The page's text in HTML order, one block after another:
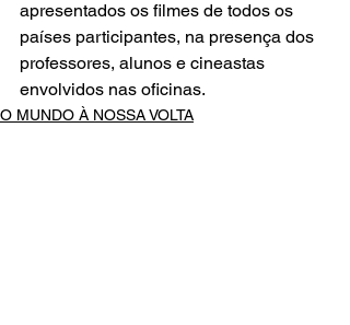
apresentados os filmes de todos os
países participantes, na presença dos
professores, alunos e cineastas
envolvidos nas oficinas.
O MUNDO À NOSSA VOLTA